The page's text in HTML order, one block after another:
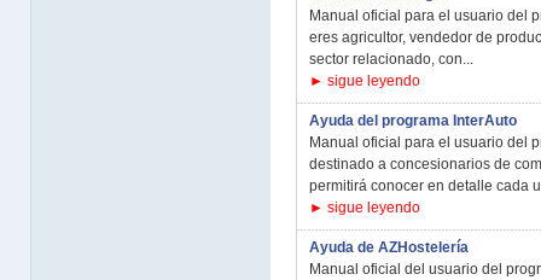
Manual oficial para el usuario del
eres agricultor, vendedor de
sector relacionado, con...
► sigue leyendo
Ayuda del programa InterAuto
Manual oficial para el usuario del
destinado a concesionarios de
permitirá conocer en detalle cada
► sigue leyendo
Ayuda de AZHostelería
Manual oficial del usuario del